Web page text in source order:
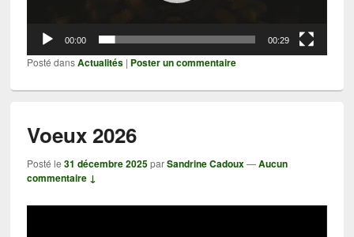
00:00 00:29
Posté dans Actualités | Poster un commentaire
Voeux 2026
Posté le31 décembre 2025 parSandrine Cadoux —Aucun
commentaire ↓